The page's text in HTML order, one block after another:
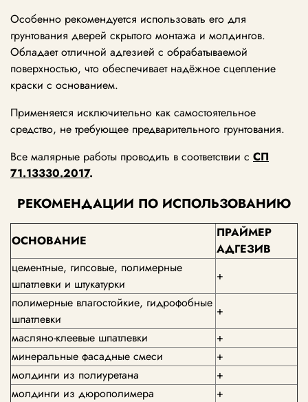
Особенно рекомендуется использовать его для
грунтования дверей скрытого монтажа и молдингов.
Обладает отличной адгезией с обрабатываемой
поверхностью, что обеспечивает надёжное сцепление
краски с основанием.
Применяется исключительно как самостоятельное
средство, не требующее предварительного грунтования.
Все малярные работы проводить в соответствии с СП
71.13330.2017.
РЕКОМЕНДАЦИИ ПО ИСПОЛЬЗОВАНИЮ
ОСНОВАНИЕ
ПРАЙМЕР
АДГЕЗИВ
цементные, гипсовые, полимерные
шпатлевки и штукатурки
+
полимерные влагостойкие, гидрофобные
шпатлевки
+
масляно-клеевые шпатлевки
+
минеральные фасадные смеси
+
молдинги из полиуретана
+
молдинги из дюрополимера
+